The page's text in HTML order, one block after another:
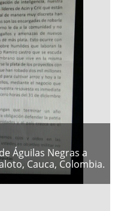
Águilas Negras a
Cauca, Colombia.